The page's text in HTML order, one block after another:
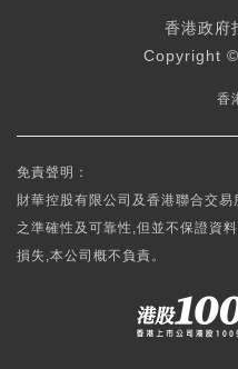
香港政府
Copyright ©
香
免責聲明：
財華控股有限公司及香港聯合交
之準確性及可靠性,但並不保證資
損失,本公司概不負責。